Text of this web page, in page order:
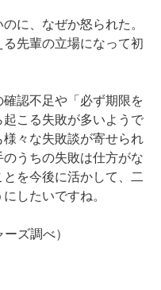
に、なぜか怒られた。
先輩の立場になって初
認不足や「必ず期限を
こる失敗が多いようで
々な失敗談が寄せられ
うちの失敗は仕方がな
を今後に活かして、二
したいですね。
ズ調べ）